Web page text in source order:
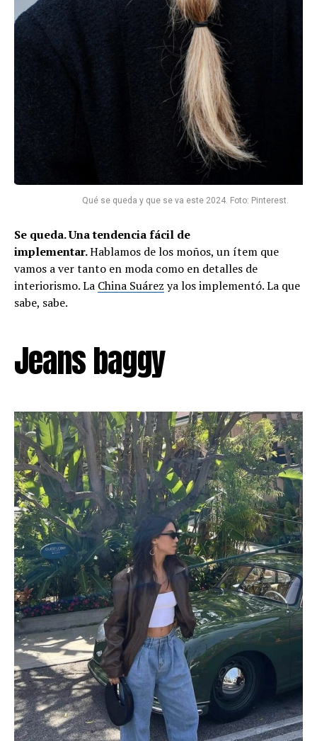
Qué se queda y que se va este 2024. Foto: Pinterest.
Se queda. Una tendencia fácil de
implementar.Hablamos de los moños, un ítem que
vamos a ver tanto en moda como en detalles de
interiorismo. La China Suárez ya los implementó. La que
sabe, sabe.
Jeans baggy